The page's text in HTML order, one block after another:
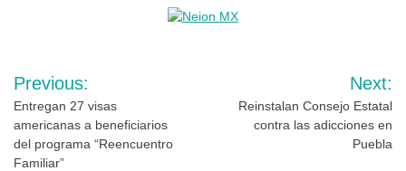
Navegación
de
entradas
Previous:
Entregan 27 visas
americanas a beneficiarios
del programa “Reencuentro
Familiar”
Next:
Reinstalan Consejo Estatal
contra las adicciones en
Puebla